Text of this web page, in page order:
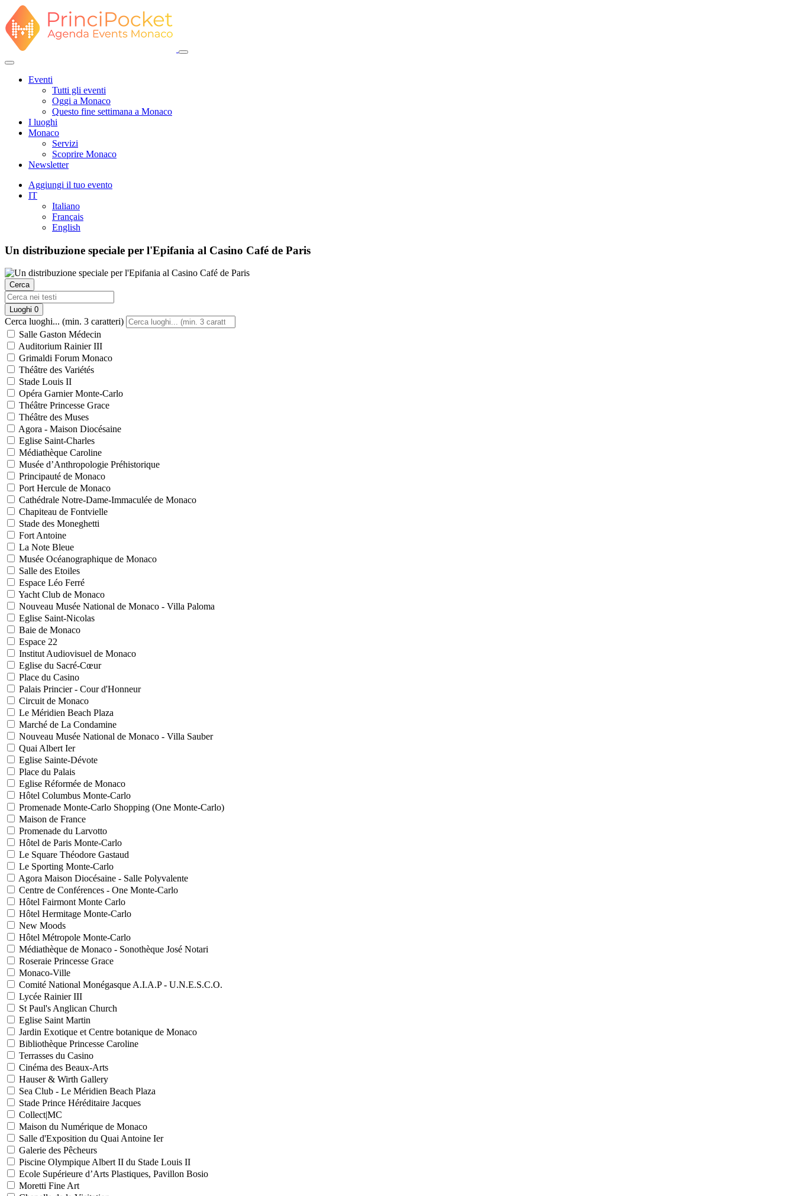
Eventi
Tutti gli eventi
Oggi a Monaco
Questo fine settimana a Monaco
I luoghi
Monaco
Servizi
Scoprire Monaco
Newsletter
Aggiungi il tuo evento
IT
Italiano
Français
English
Un distribuzione speciale per l'Epifania al Casino Café de Paris
Cerca
Luoghi 0
Cerca luoghi... (min. 3 caratteri)
Salle Gaston Médecin
Auditorium Rainier III
Grimaldi Forum Monaco
Théâtre des Variétés
Stade Louis II
Opéra Garnier Monte-Carlo
Théâtre Princesse Grace
Théâtre des Muses
Agora - Maison Diocésaine
Eglise Saint-Charles
Médiathèque Caroline
Musée d’Anthropologie Préhistorique
Principauté de Monaco
Port Hercule de Monaco
Cathédrale Notre-Dame-Immaculée de Monaco
Chapiteau de Fontvielle
Stade des Moneghetti
Fort Antoine
La Note Bleue
Musée Océanographique de Monaco
Salle des Etoiles
Espace Léo Ferré
Yacht Club de Monaco
Nouveau Musée National de Monaco - Villa Paloma
Eglise Saint-Nicolas
Baie de Monaco
Espace 22
Institut Audiovisuel de Monaco
Eglise du Sacré-Cœur
Place du Casino
Palais Princier - Cour d'Honneur
Circuit de Monaco
Le Méridien Beach Plaza
Marché de La Condamine
Nouveau Musée National de Monaco - Villa Sauber
Quai Albert Ier
Eglise Sainte-Dévote
Place du Palais
Eglise Réformée de Monaco
Hôtel Columbus Monte-Carlo
Promenade Monte-Carlo Shopping (One Monte-Carlo)
Maison de France
Promenade du Larvotto
Hôtel de Paris Monte-Carlo
Le Square Théodore Gastaud
Le Sporting Monte-Carlo
Agora Maison Diocésaine - Salle Polyvalente
Centre de Conférences - One Monte-Carlo
Hôtel Fairmont Monte Carlo
Hôtel Hermitage Monte-Carlo
New Moods
Hôtel Métropole Monte-Carlo
Médiathèque de Monaco - Sonothèque José Notari
Roseraie Princesse Grace
Monaco-Ville
Comité National Monégasque A.I.A.P - U.N.E.S.C.O.
Lycée Rainier III
St Paul's Anglican Church
Eglise Saint Martin
Jardin Exotique et Centre botanique de Monaco
Bibliothèque Princesse Caroline
Terrasses du Casino
Cinéma des Beaux-Arts
Hauser & Wirth Gallery
Sea Club - Le Méridien Beach Plaza
Stade Prince Héréditaire Jacques
Collect|MC
Maison du Numérique de Monaco
Salle d'Exposition du Quai Antoine Ier
Galerie des Pêcheurs
Piscine Olympique Albert II du Stade Louis II
Ecole Supérieure d’Arts Plastiques, Pavillon Bosio
Moretti Fine Art